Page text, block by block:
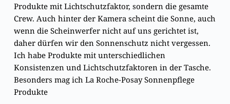
Produkte mit Lichtschutzfaktor, sondern die gesamte
Crew. Auch hinter der Kamera scheint die Sonne, auch
wenn die Scheinwerfer nicht auf uns gerichtet ist,
daher dürfen wir den Sonnenschutz nicht vergessen.
Ich habe Produkte mit unterschiedlichen
Konsistenzen und Lichtschutzfaktoren in der Tasche.
Besonders mag ich La Roche-Posay Sonnenpflege
Produkte